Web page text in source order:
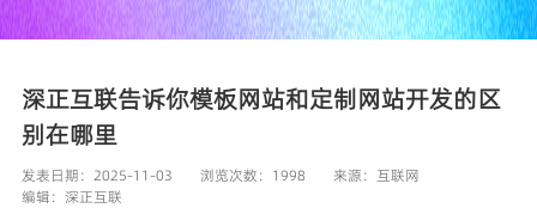
深正互联告诉你模板网站和定制网站开发的区
别在哪里
发表日期：2025-11-03 浏览次数：1998 来源： 互联网
编辑： 深正互联